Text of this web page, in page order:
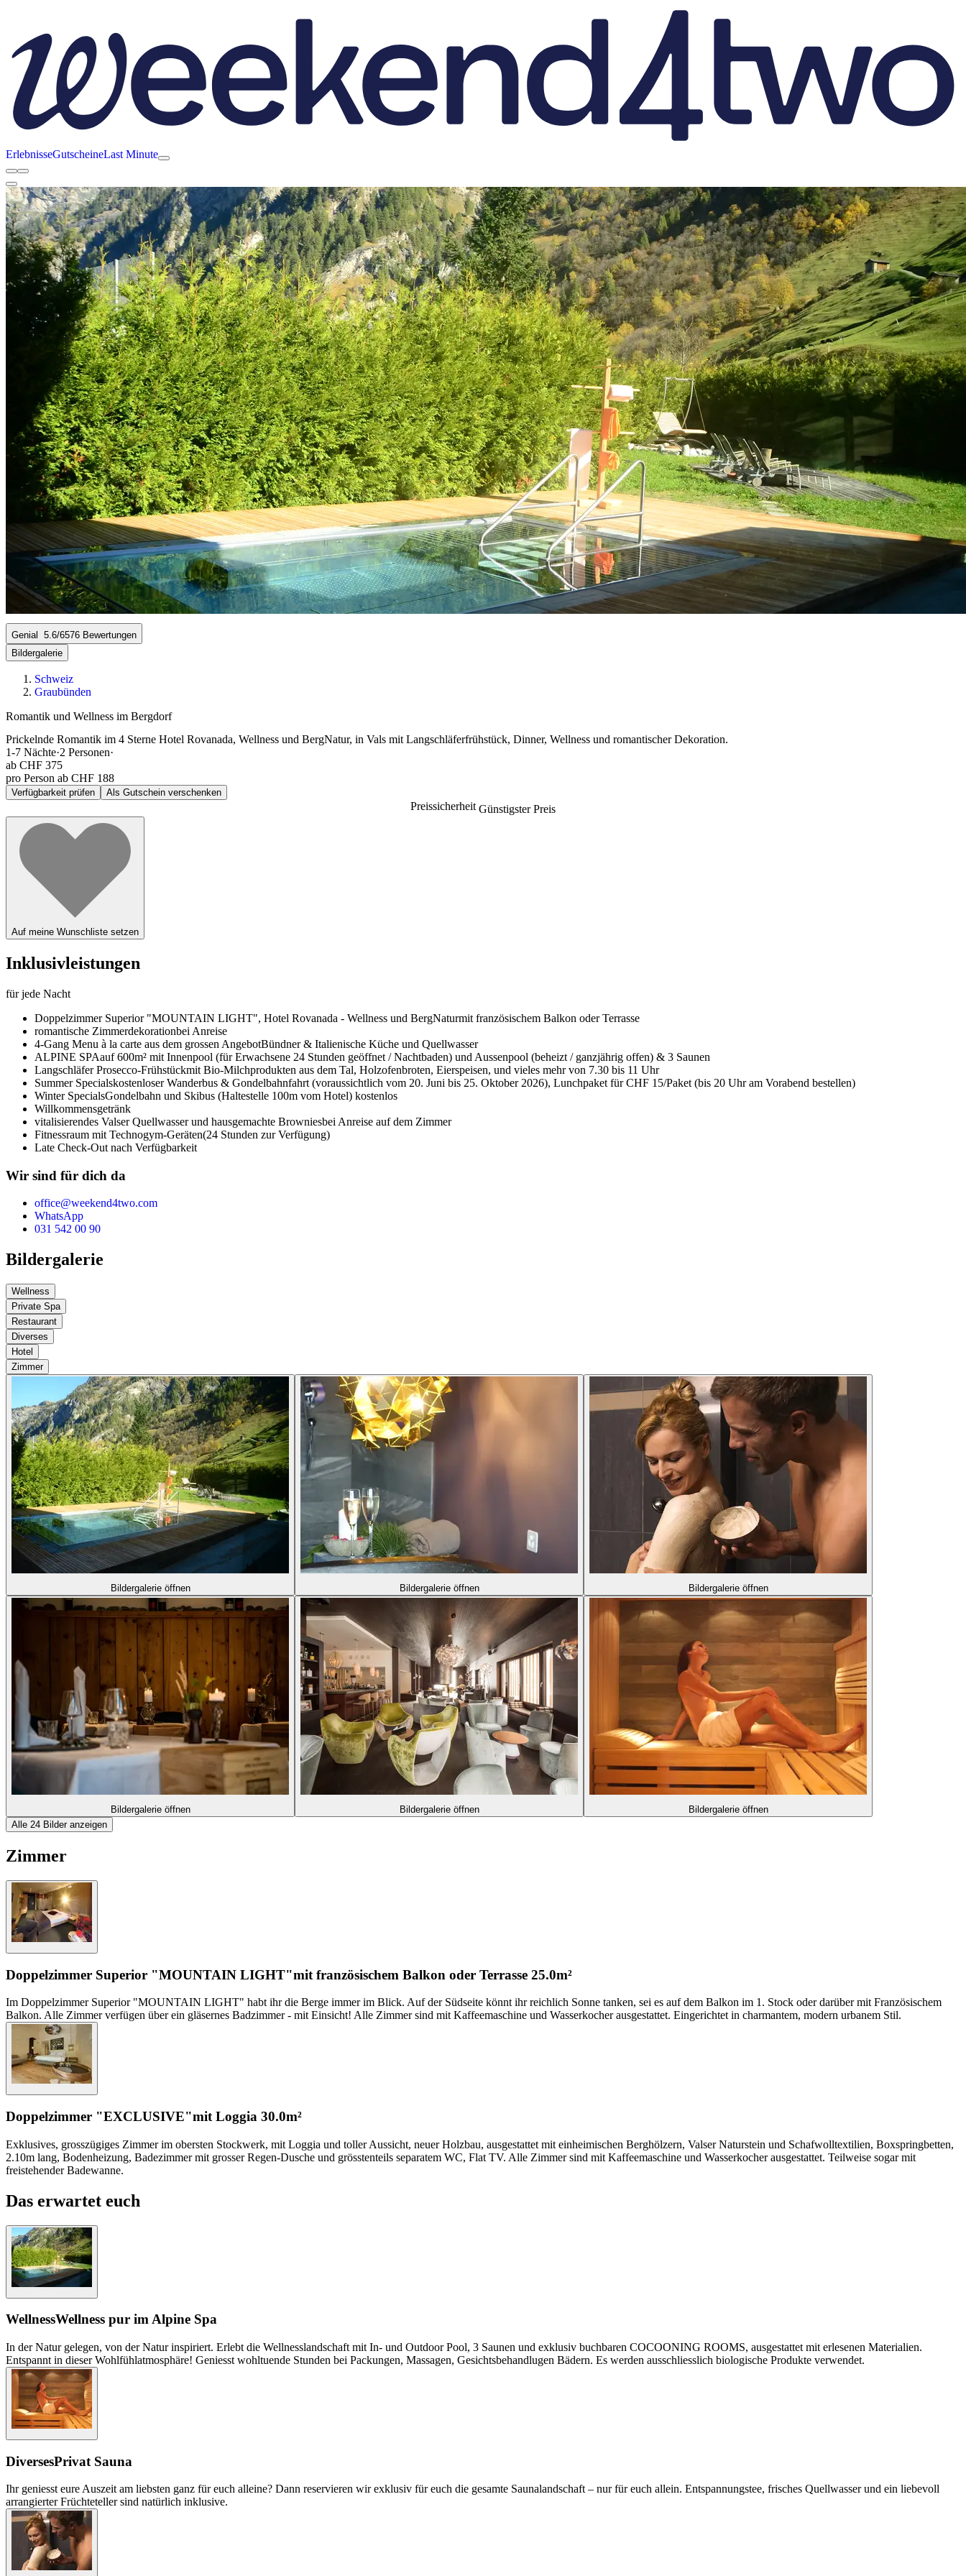
ErlebnisseGutscheineLast Minute
Genial 5.6/6576 Bewertungen
Bildergalerie
Schweiz
Graubünden
Romantik und Wellness im Bergdorf
Prickelnde Romantik im 4 Sterne Hotel Rovanada, Wellness und BergNatur, in Vals mit Langschläferfrühstück, Dinner, Wellness und romantischer Dekoration.
1-7 Nächte·2 Personen·
ab CHF 375
pro Person ab CHF 188
Verfügbarkeit prüfen Als Gutschein verschenken
Preissicherheit Günstigster Preis
Auf meine Wunschliste setzen
Inklusivleistungen
für jede Nacht
Doppelzimmer Superior "MOUNTAIN LIGHT", Hotel Rovanada - Wellness und BergNaturmit französischem Balkon oder Terrasse
romantische Zimmerdekorationbei Anreise
4-Gang Menu à la carte aus dem grossen AngebotBündner & Italienische Küche und Quellwasser
ALPINE SPAauf 600m² mit Innenpool (für Erwachsene 24 Stunden geöffnet / Nachtbaden) und Aussenpool (beheizt / ganzjährig offen) & 3 Saunen
Langschläfer Prosecco-Frühstückmit Bio-Milchprodukten aus dem Tal, Holzofenbroten, Eierspeisen, und vieles mehr von 7.30 bis 11 Uhr
Summer Specialskostenloser Wanderbus & Gondelbahnfahrt (voraussichtlich vom 20. Juni bis 25. Oktober 2026), Lunchpaket für CHF 15/Paket (bis 20 Uhr am Vorabend bestellen)
Winter SpecialsGondelbahn und Skibus (Haltestelle 100m vom Hotel) kostenlos
Willkommensgetränk
vitalisierendes Valser Quellwasser und hausgemachte Browniesbei Anreise auf dem Zimmer
Fitnessraum mit Technogym-Geräten(24 Stunden zur Verfügung)
Late Check-Out nach Verfügbarkeit
Wir sind für dich da
office@weekend4two.com
WhatsApp
031 542 00 90
Bildergalerie
Wellness
Private Spa
Restaurant
Diverses
Hotel
Zimmer
Bildergalerie öffnen Bildergalerie öffnen Bildergalerie öffnen
Bildergalerie öffnen Bildergalerie öffnen
Bildergalerie öffnen
Alle 24 Bilder anzeigen
Zimmer
Doppelzimmer Superior "MOUNTAIN LIGHT"mit französischem Balkon oder Terrasse 25.0m²
Im Doppelzimmer Superior "MOUNTAIN LIGHT" habt ihr die Berge immer im Blick. Auf der Südseite könnt ihr reichlich Sonne tanken, sei es auf dem Balkon im 1. Stock oder darüber mit Französischem
Balkon. Alle Zimmer verfügen über ein gläsernes Badzimmer - mit Einsicht! Alle Zimmer sind mit Kaffeemaschine und Wasserkocher ausgestattet. Eingerichtet in charmantem, modern urbanem Stil.
Doppelzimmer "EXCLUSIVE"mit Loggia 30.0m²
Exklusives, grosszügiges Zimmer im obersten Stockwerk, mit Loggia und toller Aussicht, neuer Holzbau, ausgestattet mit einheimischen Berghölzern, Valser Naturstein und Schafwolltextilien, Boxspringbetten,
2.10m lang, Bodenheizung, Badezimmer mit grosser Regen-Dusche und grösstenteils separatem WC, Flat TV. Alle Zimmer sind mit Kaffeemaschine und Wasserkocher ausgestattet. Teilweise sogar mit
freistehender Badewanne.
Das erwartet euch
WellnessWellness pur im Alpine Spa
In der Natur gelegen, von der Natur inspiriert. Erlebt die Wellnesslandschaft mit In- und Outdoor Pool, 3 Saunen und exklusiv buchbaren COCOONING ROOMS, ausgestattet mit erlesenen Materialien.
Entspannt in dieser Wohlfühlatmosphäre! Geniesst wohltuende Stunden bei Packungen, Massagen, Gesichtsbehandlugen Bädern. Es werden ausschliesslich biologische Produkte verwendet.
DiversesPrivat Sauna
Ihr geniesst eure Auszeit am liebsten ganz für euch alleine? Dann reservieren wir exklusiv für euch die gesamte Saunalandschaft – nur für euch allein. Entspannungstee, frisches Quellwasser und ein liebevoll
arrangierter Früchteteller sind natürlich inklusive.